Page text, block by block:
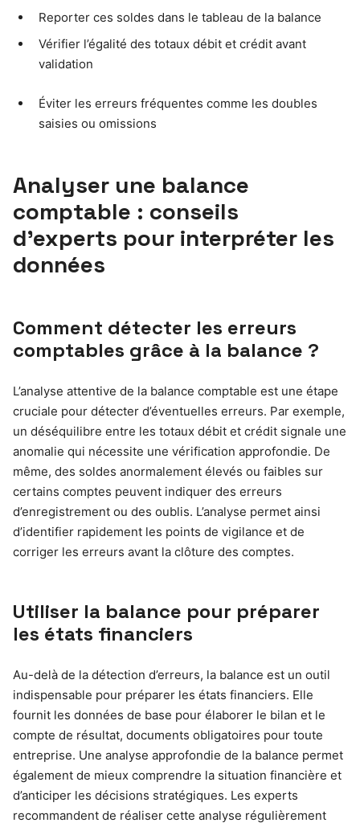
Reporter ces soldes dans le tableau de la balance
Vérifier l’égalité des totaux débit et crédit avant
validation
Éviter les erreurs fréquentes comme les doubles
saisies ou omissions
Analyser une balance
comptable : conseils
d’experts pour interpréter les
données
Comment détecter les erreurs
comptables grâce à la balance ?
L’analyse attentive de la balance comptable est une étape
cruciale pour détecter d’éventuelles erreurs. Par exemple,
un déséquilibre entre les totaux débit et crédit signale une
anomalie qui nécessite une vérification approfondie. De
même, des soldes anormalement élevés ou faibles sur
certains comptes peuvent indiquer des erreurs
d’enregistrement ou des oublis. L’analyse permet ainsi
d’identifier rapidement les points de vigilance et de
corriger les erreurs avant la clôture des comptes.
Utiliser la balance pour préparer
les états financiers
Au-delà de la détection d’erreurs, la balance est un outil
indispensable pour préparer les états financiers. Elle
fournit les données de base pour élaborer le bilan et le
compte de résultat, documents obligatoires pour toute
entreprise. Une analyse approfondie de la balance permet
également de mieux comprendre la situation financière et
d’anticiper les décisions stratégiques. Les experts
recommandent de réaliser cette analyse régulièrement